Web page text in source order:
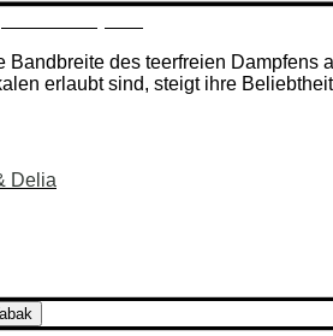
Bandbreite des teerfreien
erlaubt sind, steigt ihre
Delia